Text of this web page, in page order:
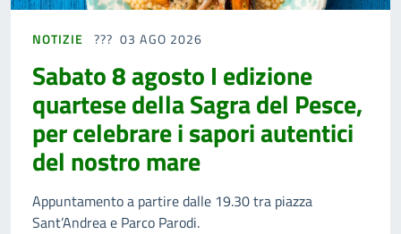
NOTIZIE 03 AGO 2026
Sabato 8 agosto I edizione
quartese della Sagra del Pesce,
per celebrare i sapori autentici
del nostro mare
Appuntamento a partire dalle 19.30 tra piazza
Sant’Andrea e Parco Parodi.